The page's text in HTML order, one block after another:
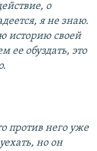
о
я не знаю.
историю своей
ее обуздать, это
против него уже
но он